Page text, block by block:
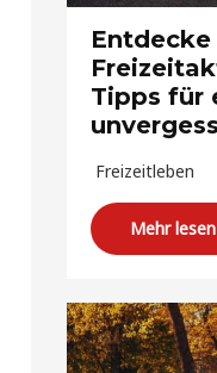
Tipps für
Freizeitleben
Mehr lesen